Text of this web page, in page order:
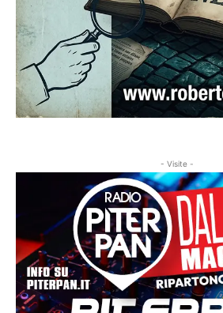
- Visite -